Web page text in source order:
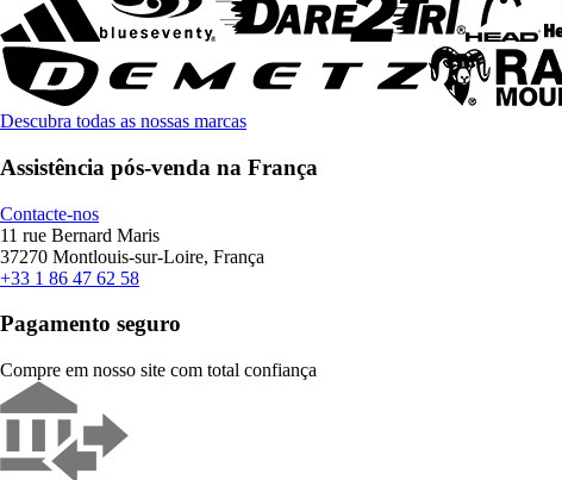
Descubra todas as nossas marcas
Assistência pós-venda na França
Contacte-nos
11 rue Bernard Maris
37270 Montlouis-sur-Loire, França
+33 1 86 47 62 58
Pagamento seguro
Compre em nosso site com total confiança